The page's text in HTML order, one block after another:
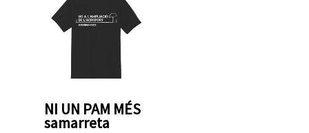
Select Options
NI UN PAM MÉS
samarreta